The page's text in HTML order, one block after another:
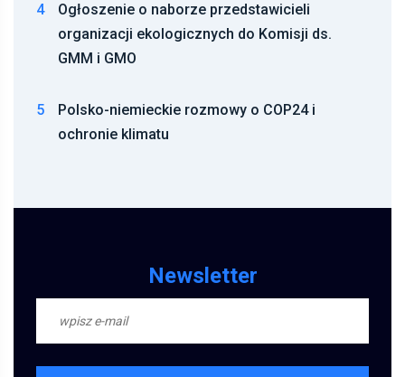
4
Ogłoszenie o naborze przedstawicieli
organizacji ekologicznych do Komisji ds.
GMM i GMO
5
Polsko-niemieckie rozmowy o COP24 i
ochronie klimatu
Newsletter